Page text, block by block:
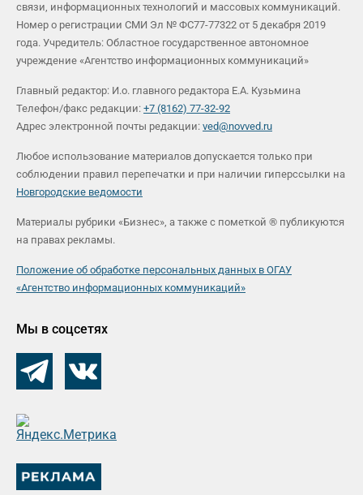
связи, информационных технологий и массовых коммуникаций.
Номер о регистрации СМИ Эл № ФС77-77322 от 5 декабря 2019
года. Учредитель: Областное государственное автономное
учреждение «Агентство информационных коммуникаций»
Главный редактор: И.о. главного редактора Е.А. Кузьмина
Телефон/факс редакции: +7 (8162) 77-32-92
Адрес электронной почты редакции: ved@novved.ru
Любое использование материалов допускается только при
соблюдении правил перепечатки и при наличии гиперссылки на
Новгородские ведомости
Материалы рубрики «Бизнес», а также с пометкой ® публикуются
на правах рекламы.
Положение об обработке персональных данных в ОГАУ
«Агентство информационных коммуникаций»
Мы в соцсетях